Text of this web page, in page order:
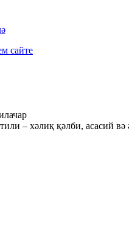
сайте
хәлиқ қәлби, асасий вә